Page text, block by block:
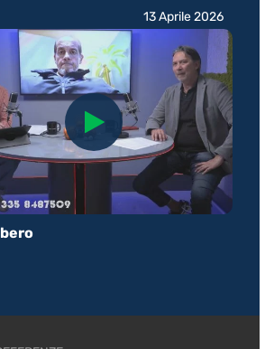
13 Aprile 2026